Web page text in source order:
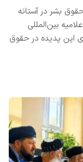
برجسته حقوق بشر در آستانه
بین‌المللی
این پدیده در حقوق